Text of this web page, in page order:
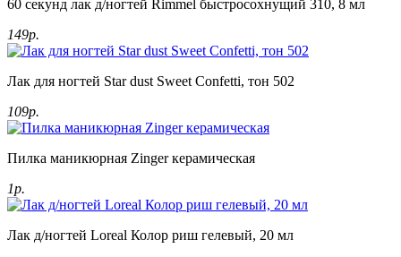
60 секунд лак д/ногтей Rimmel быстросохнущий 310, 8 мл
149р.
Лак для ногтей Star dust Sweet Confetti, тон 502
109р.
Пилка маникюрная Zinger керамическая
1р.
Лак д/ногтей Loreal Колор риш гелевый, 20 мл